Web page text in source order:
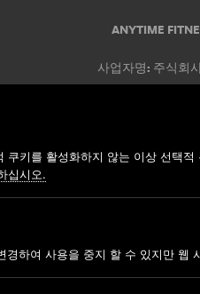
ANYTIME
사업자명: 주식회
키를 활성화하지 않는 이상 선택
십시오.
하여 사용을 중지 할 수 있지만 웹